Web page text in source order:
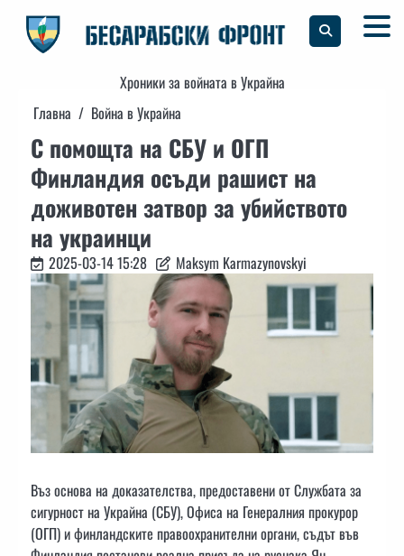
content
Хроники за войната в Украйна
Главна
Война в Украйна
С помощта на СБУ и ОГП
Финландия осъди рашист на
доживотен затвор за убийството
на украинци
2025-03-14 15:28 Maksym Karmazynovskyi
Въз основа на доказателства, предоставени от Службата за
сигурност на Украйна (СБУ), Офиса на Генералния прокурор
(ОГП) и финландските правоохранителни органи, съдът във